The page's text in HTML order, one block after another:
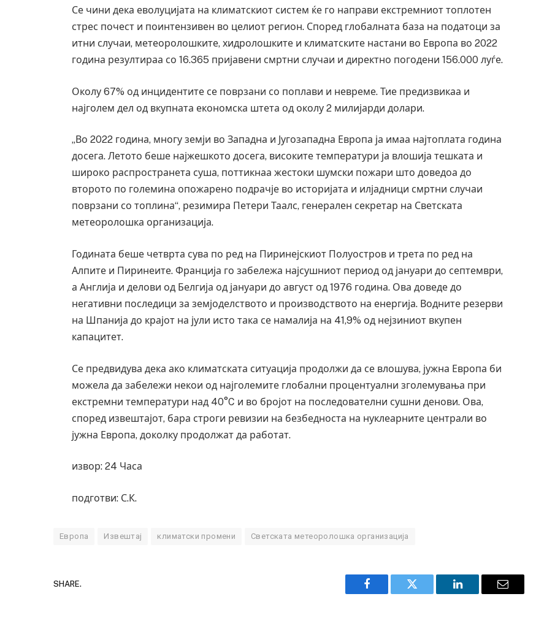
Се чини дека еволуцијата на климатскиот систем ќе го направи екстремниот топлотен
стрес почест и поинтензивен во целиот регион. Според глобалната база на податоци за
итни случаи, метеоролошките, хидролошките и климатските настани во Европа во 2022
година резултираа со 16.365 пријавени смртни случаи и директно погодени 156.000 луѓе.
Околу 67% од инцидентите се поврзани со поплави и невреме. Тие предизвикаа и
најголем дел од вкупната економска штета од околу 2 милијарди долари.
„Во 2022 година, многу земји во Западна и Југозападна Европа ја имаа најтоплата година
досега. Летото беше најжешкото досега, високите температури ја влошија тешката и
широко распространета суша, поттикнаа жестоки шумски пожари што доведоа до
второто по големина опожарено подрачје во историјата и илјадници смртни случаи
поврзани со топлина“, резимира Петери Таалс, генерален секретар на Светската
метеоролошка организација.
Годината беше четврта сува по ред на Пиринејскиот Полуостров и трета по ред на
Алпите и Пиринеите. Франција го забележа најсушниот период од јануари до септември,
а Англија и делови од Белгија од јануари до август од 1976 година. Ова доведе до
негативни последици за земјоделството и производството на енергија. Водните резерви
на Шпанија до крајот на јули исто така се намалија на 41,9% од нејзиниот вкупен
капацитет.
Се предвидува дека ако климатската ситуација продолжи да се влошува, јужна Европа би
можела да забележи некои од најголемите глобални процентуални зголемувања при
екстремни температури над 40°C и во бројот на последователни сушни денови. Ова,
според извештајот, бара строги ревизии на безбедноста на нуклеарните централи во
јужна Европа, доколку продолжат да работат.
извор: 24 Часа
подготви: С.К.
Европа Извештај климатски промени Светската метеоролошка организација
SHARE.
Facebook Twitter LinkedIn Email
Уште двајца починаа од повредите во ресторан
во главниот град на Русуија – експлозивот бил
завиткан како роденденски подарок
AUGUST 2, 2026
Најмалку седум мртви во нападот врз училиште
во Тајланд
AUGUST 7, 2026